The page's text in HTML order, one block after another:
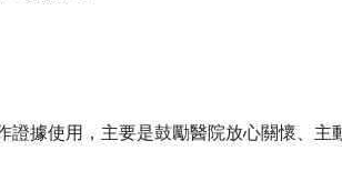
證據使用，主要是鼓勵醫院放心關懷、主